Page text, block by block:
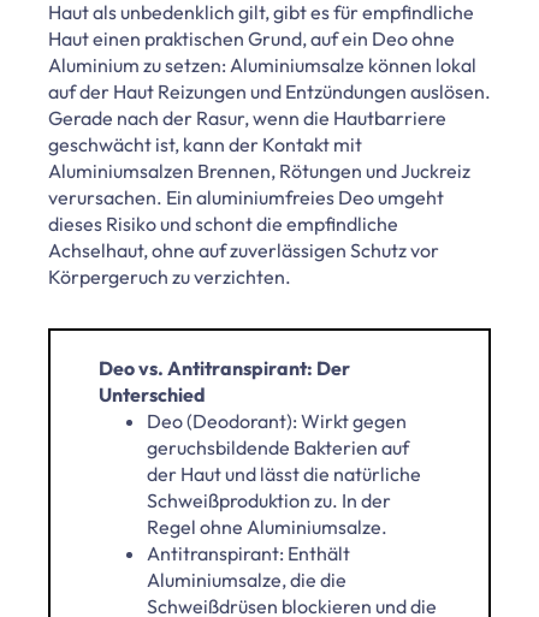
Haut als unbedenklich gilt, gibt es für empfindliche
Haut einen praktischen Grund, auf ein Deo ohne
Aluminium zu setzen: Aluminiumsalze können lokal
auf der Haut Reizungen und Entzündungen auslösen.
Gerade nach der Rasur, wenn die Hautbarriere
geschwächt ist, kann der Kontakt mit
Aluminiumsalzen Brennen, Rötungen und Juckreiz
verursachen. Ein aluminiumfreies Deo umgeht
dieses Risiko und schont die empfindliche
Achselhaut, ohne auf zuverlässigen Schutz vor
Körpergeruch zu verzichten.
Deo vs. Antitranspirant: Der
Unterschied
Deo (Deodorant): Wirkt gegen
geruchsbildende Bakterien auf
der Haut und lässt die natürliche
Schweißproduktion zu. In der
Regel ohne Aluminiumsalze.
Antitranspirant: Enthält
Aluminiumsalze, die die
Schweißdrüsen blockieren und die